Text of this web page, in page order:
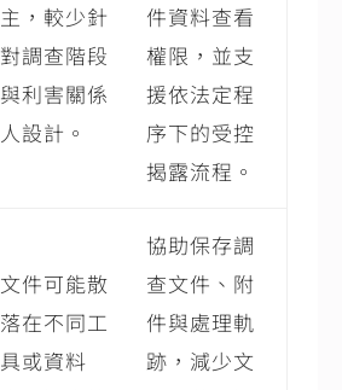
主，較少針
對調查階段
與利害關係
人設計。
件資料查看
權限，並支
援依法定程
序下的受控
揭露流程。
文件可能散
落在不同工
具或資料
協助保存調
查文件、附
件與處理軌
跡，減少文